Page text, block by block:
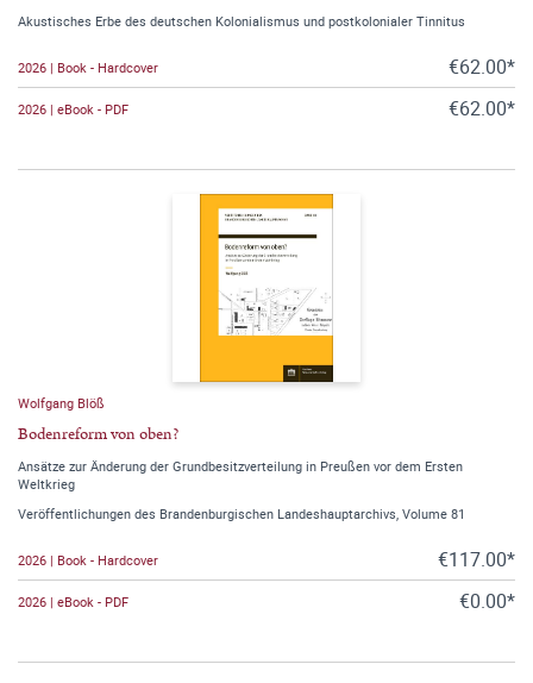
Akustisches Erbe des deutschen Kolonialismus und postkolonialer Tinnitus
2026 | Book - Hardcover €62.00*
2026 | eBook - PDF €62.00*
Wolfgang Blöß
Bodenreform von oben?
Ansätze zur Änderung der Grundbesitzverteilung in Preußen vor dem Ersten
Weltkrieg
Veröffentlichungen des Brandenburgischen Landeshauptarchivs, Volume 81
2026 | Book - Hardcover €117.00*
2026 | eBook - PDF €0.00*